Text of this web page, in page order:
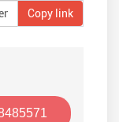
Copy link